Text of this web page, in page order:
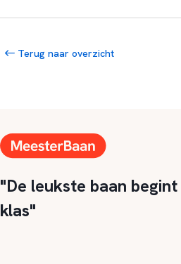
Terug naar overzicht
"De leukste baan
klas"